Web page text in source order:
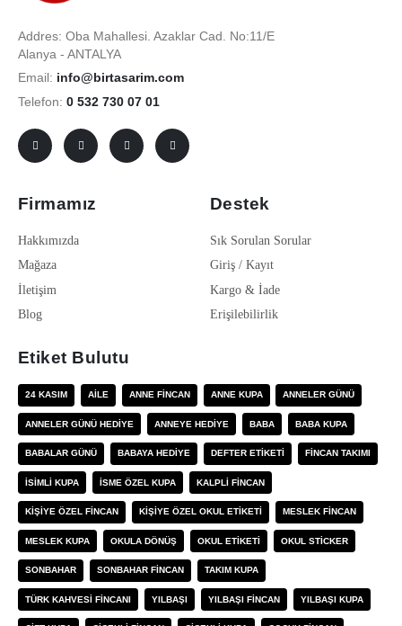
Addres: Oba Mahallesi. Azaklar Cad. No:11/E
Alanya - ANTALYA
Email: info@birtasarim.com
Telefon: 0 532 730 07 01
Firmamız
Hakkımızda
Mağaza
İletişim
Blog
Destek
Sık Sorulan Sorular
Giriş / Kayıt
Kargo & İade
Erişilebilirlik
Etiket Bulutu
24 KASIM AILE ANNE FINCAN ANNE KUPA ANNELER GÜNÜ
ANNELER GÜNÜ HEDIYE ANNEYE HEDIYE BABA BABA KUPA
BABALAR GÜNÜ BABAYA HEDIYE DEFTER ETIKETI FINCAN TAKIMI
ISIMLI KUPA ISME ÖZEL KUPA KALPLI FINCAN
KIŞIYE ÖZEL FINCAN KIŞIYE ÖZEL OKUL ETIKETI MESLEK FINCAN
MESLEK KUPA OKULA DÖNÜŞ OKUL ETIKETI OKUL STICKER
SONBAHAR SONBAHAR FINCAN TAKIM KUPA
TÜRK KAHVESI FINCANI YILBAŞI YILBAŞI FINCAN YILBAŞI KUPA